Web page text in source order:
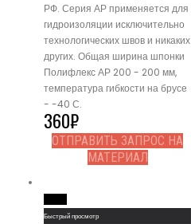
РФ. Серия АР применяется для
гидроизоляции исключительно
технологических швов и никаких
других. Общая ширина шпонки
Полифлекс АР 200 - 200 мм,
температура гибкости на брусе
- -40 С.
360₽
ОТПРАВИТЬ ЗАПРОС НА
МАТЕРИАЛ
Быстрый просмотр